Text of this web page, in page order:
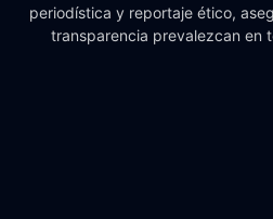
periodística y reportaje ético,
transparencia prevalezcan en